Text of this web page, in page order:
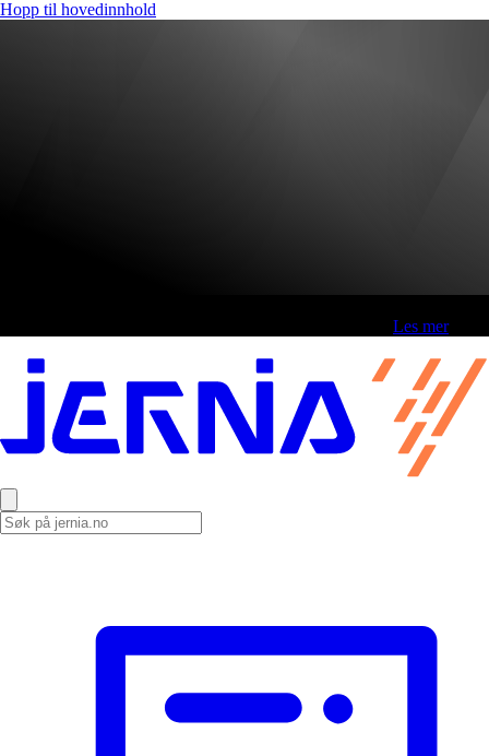
Hopp til hovedinnhold
Les mer